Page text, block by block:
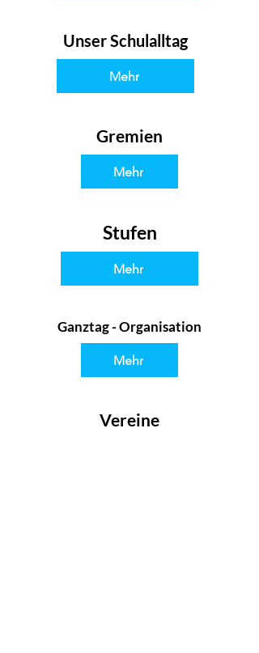
Unser Schulalltag
Mehr
Gremien
Mehr
Stufen
Mehr
Ganztag - Organisation
Mehr
Vereine